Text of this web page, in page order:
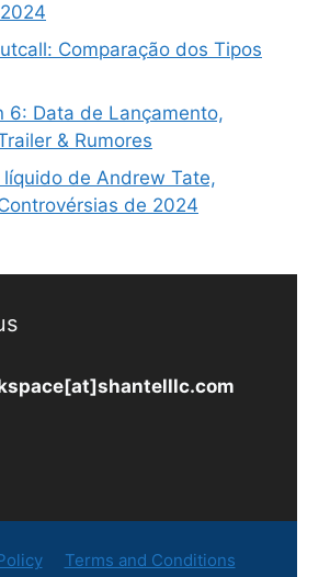
Comparação dos Tipos
6: Data de Lançamento,
& Rumores
líquido de Andrew Tate,
de 2024
Terms and Conditions